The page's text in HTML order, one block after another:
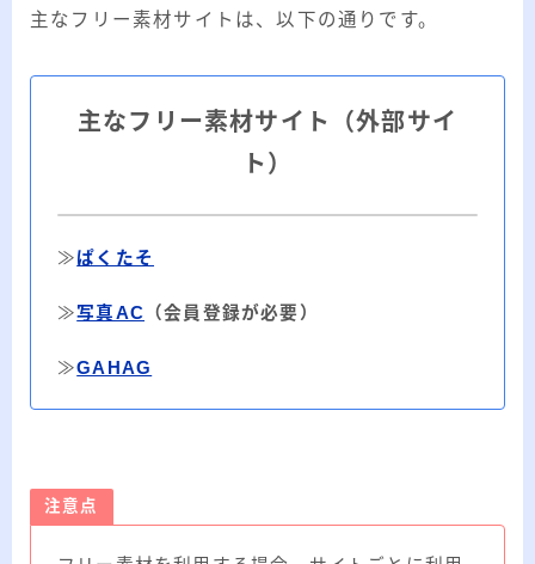
主なフリー素材サイトは、以下の通りです。
主なフリー素材サイト（外部サイ
ト）
≫ぱくたそ
≫写真AC （会員登録が必要）
≫GAHAG
注意点